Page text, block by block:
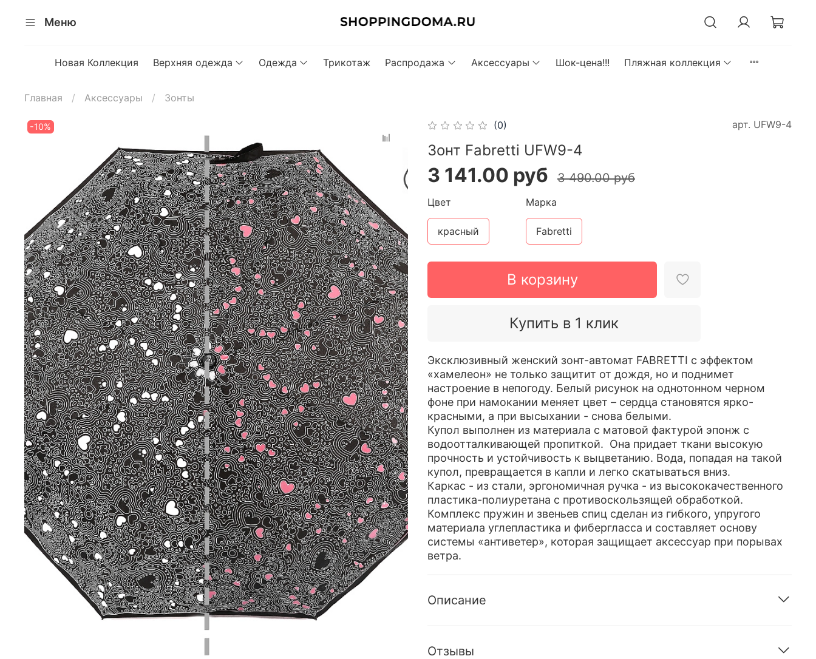
Меню
Новая Коллекция Верхняя одежда Одежда Трикотаж Распродажа Аксессуары Шок-цена!!! Пляжная коллекция
Главная Аксессуары Зонты
-10% (0) арт. UFW9-4
Зонт Fabretti UFW9-4
3 141.00 руб 3 490.00 руб
В корзину
Купить в 1 клик
Цвет
красный
Марка
Fabretti
Эксклюзивный женский зонт-автомат FABRETTI с эффектом
«хамелеон» не только защитит от дождя, но и поднимет
настроение в непогоду. Белый рисунок на однотонном черном
фоне при намокании меняет цвет – сердца становятся ярко-
красными, а при высыхании - снова белыми.
Купол выполнен из материала с матовой фактурой эпонж с
водоотталкивающей пропиткой. Она придает ткани высокую
прочность и устойчивость к выцветанию. Вода, попадая на такой
купол, превращается в капли и легко скатываться вниз.
Каркас - из стали, эргономичная ручка - из высококачественного
пластика-полиуретана с противоскользящей обработкой.
Комплекс пружин и звеньев спиц сделан из гибкого, упругого
материала углепластика и фибергласса и составляет основу
системы «антиветер», которая защищает аксессуар при порывах
ветра.
Описание
Отзывы